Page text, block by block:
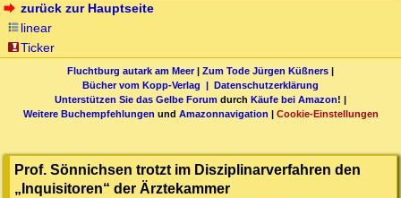
zurück zur Hauptseite
linear
Ticker
Fluchtburg autark am Meer| Zum Tode Jürgen Küßners |
Bücher vom Kopp-Verlag | Datenschutzerklärung
Unterstützen Sie das Gelbe Forum durch Käufe bei Amazon! |
Weitere Buchempfehlungen und Amazonnavigation | Cookie-Einstellungen
Prof. Sönnichsen trotzt im Disziplinarverfahren den
„Inquisitoren“ der Ärztekammer